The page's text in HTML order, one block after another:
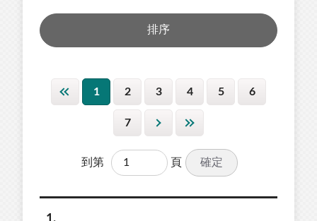
1 2 3 4 5 6
7
到第 頁 確定